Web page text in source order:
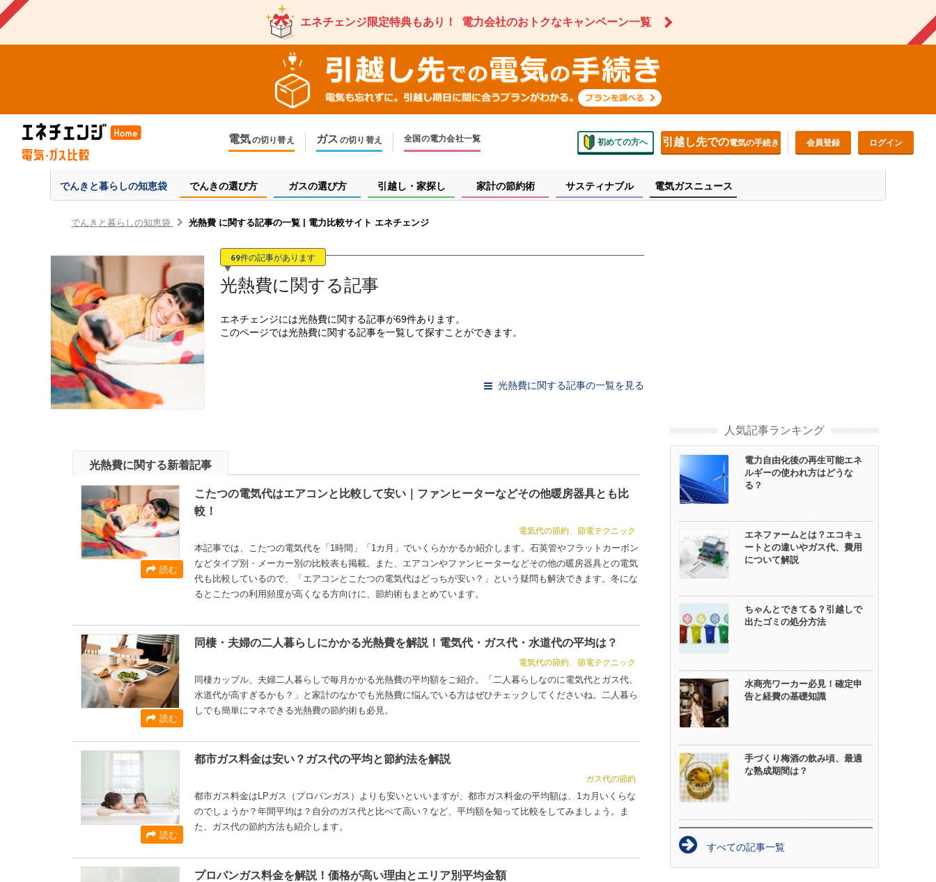
エネチェンジ限定特典もあり！ 電力会社のおトクなキャンペーン一覧
電気の切り替え
引越しで新しく申し込み
ガス の切り替え
引越しで新しく申し込み
全国の電力会社一覧 初めての方へ 引越し先での電気の手続き 会員登録 ログイン
でんきと暮らしの知恵袋 でんきの選び方 ガスの選び方 引越し・家探し 家計の節約術 サスティナブル 電気ガスニュース
でんきと暮らしの知恵袋 光熱費 に関する記事の一覧 | 電力比較サイト エネチェンジ
光熱費に関する記事
69件の記事があります
エネチェンジには光熱費に関する記事が69件あります。
このページでは光熱費に関する記事を一覧して探すことができます。
光熱費に関する記事の一覧を見る
光熱費に関する新着記事
読む
こたつの電気代はエアコンと比較して安い｜ファンヒーターなどその他暖房器具とも比
較！
電気代の節約、節電テクニック
本記事では、こたつの電気代を「1時間」「1カ月」でいくらかかるか紹介します。石英管やフラットカーボン
などタイプ別・メーカー別の比較表も掲載。また、エアコンやファンヒーターなどその他の暖房器具との電気
代も比較しているので、「エアコンとこたつの電気代はどっちが安い？」という疑問も解決できます。冬にな
るとこたつの利用頻度が高くなる方向けに、節約術もまとめています。
読む
同棲・夫婦の二人暮らしにかかる光熱費を解説！電気代・ガス代・水道代の平均は？
電気代の節約、節電テクニック
同棲カップル、夫婦二人暮らしで毎月かかる光熱費の平均額をご紹介。「二人暮らしなのに電気代とガス代、
水道代が高すぎるかも？」と家計のなかでも光熱費に悩んでいる方はぜひチェックしてくださいね。二人暮ら
しでも簡単にマネできる光熱費の節約術も必見。
読む
都市ガス料金は安い？ガス代の平均と節約法を解説
ガス代の節約
都市ガス料金はLPガス（プロパンガス）よりも安いといいますが、都市ガス料金の平均額は、1カ月いくらな
のでしょうか？年間平均は？自分のガス代と比べて高い？など、平均額を知って比較をしてみましょう。ま
た、ガス代の節約方法も紹介します。
プロパンガス料金を解説！価格が高い理由とエリア別平均金額
人気記事ランキング
電力自由化後の再生可能エネ
ルギーの使われ方はどうな
る？
エネファームとは？エコキュ
ートとの違いやガス代、費用
について解説
ちゃんとできてる？引越しで
出たゴミの処分方法
水商売ワーカー必見！確定申
告と経費の基礎知識
手づくり梅酒の飲み頃、最適
な熟成期間は？
すべての記事一覧